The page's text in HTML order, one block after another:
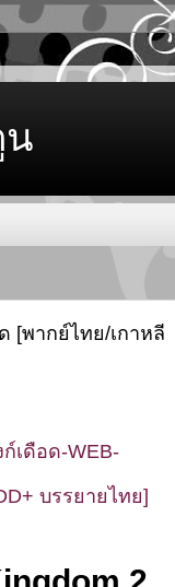
น
[พากย์ไทย/เกาหลี
เดือด-WEB-
บรรยายไทย]